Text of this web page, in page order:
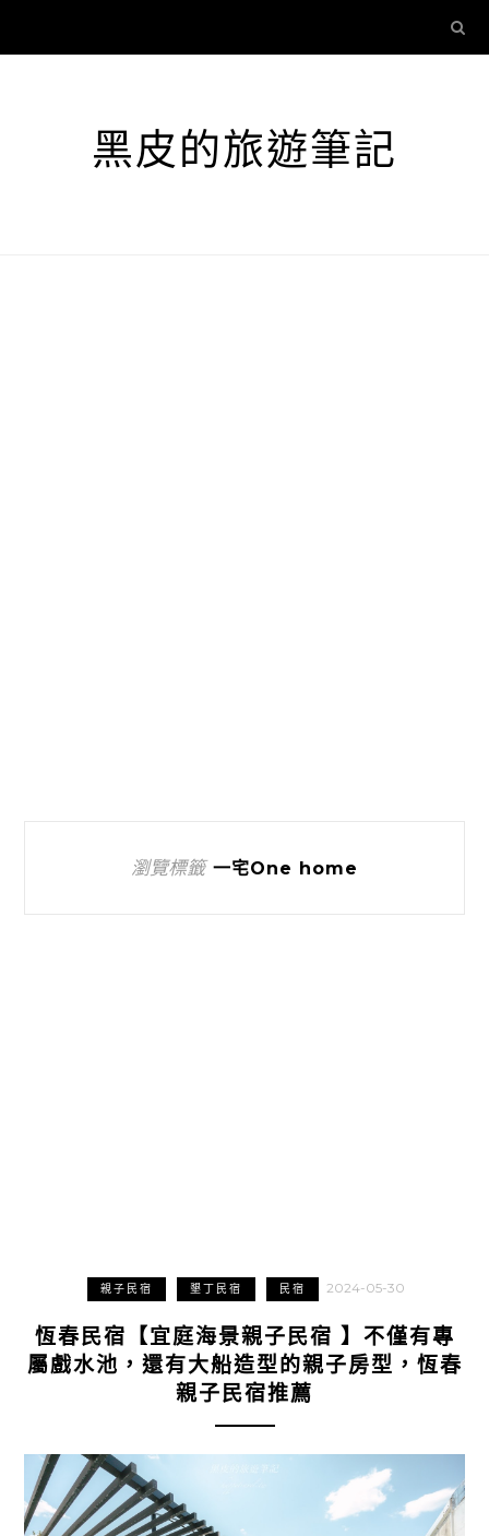
黑皮的旅遊筆記
瀏覽標籤 一宅One home
親子民宿 墾丁民宿 民宿 2024-05-30
恆春民宿【宜庭海景親子民宿 】不僅有專
屬戲水池，還有大船造型的親子房型，恆春
親子民宿推薦